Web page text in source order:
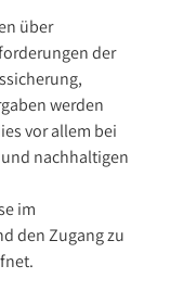
über
der
werden
vor allem bei
nachhaltigen
im
den Zugang zu